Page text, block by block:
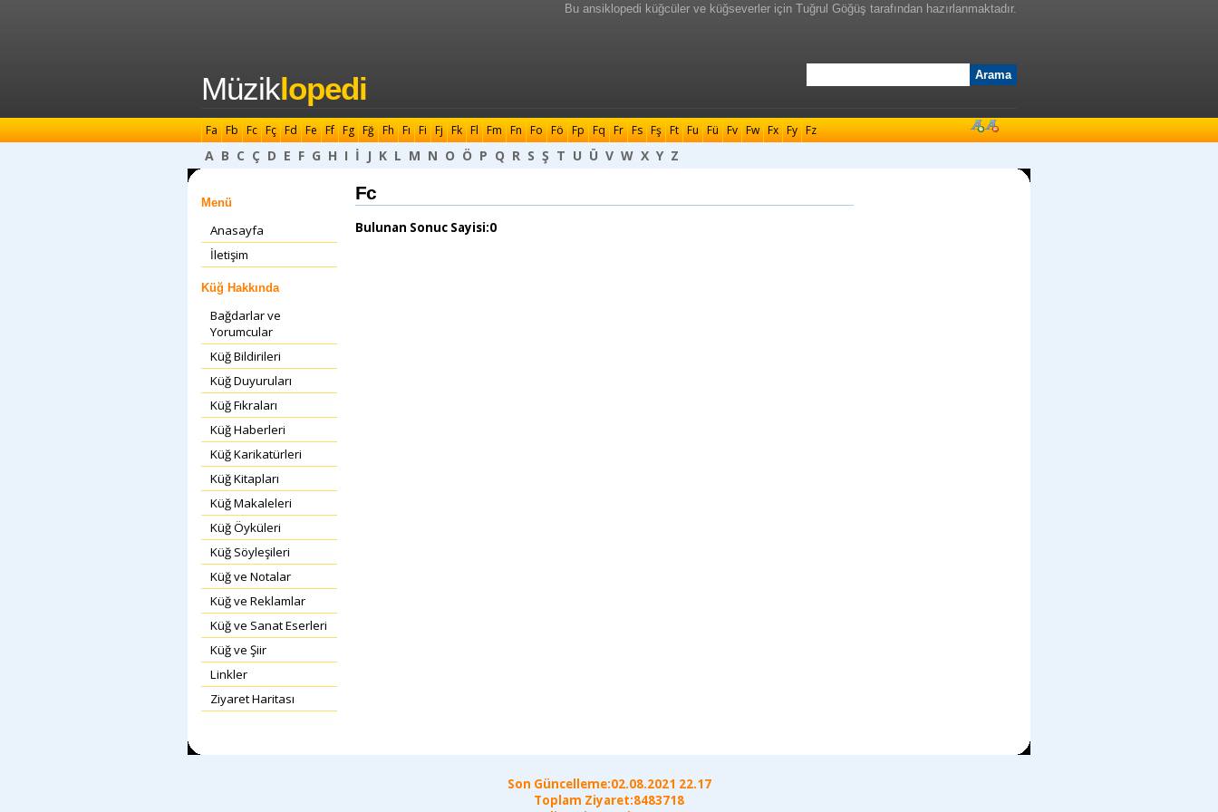
Bu ansiklopedi küğcüler ve küğseverler için Tuğrul Göğüş tarafından hazırlanmaktadır.
Müziklopedi
Fa Fb Fc Fç Fd Fe Ff Fg Fğ Fh Fı Fi Fj Fk Fl Fm Fn Fo Fö Fp Fq Fr Fs Fş Ft Fu Fü Fv Fw Fx Fy Fz
A B C Ç D E F G H I İ J K L M N O Ö P Q R S Ş T U Ü V W X Y Z
Menü
Anasayfa
İletişim
Küğ Hakkında
Bağdarlar ve
Yorumcular
Küğ Bildirileri
Küğ Duyuruları
Küğ Fıkraları
Küğ Haberleri
Küğ Karikatürleri
Küğ Kitapları
Küğ Makaleleri
Küğ Öyküleri
Küğ Söyleşileri
Küğ ve Notalar
Küğ ve Reklamlar
Küğ ve Sanat Eserleri
Küğ ve Şiir
Linkler
Ziyaret Haritası
Fc
Bulunan Sonuc Sayisi:0
Son Güncelleme:02.08.2021 22.17
Toplam Ziyaret:8483718